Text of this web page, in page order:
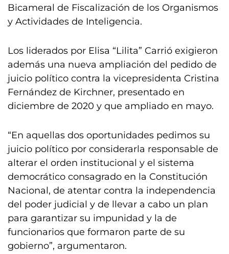
Bicameral de Fiscalización de los Organismos
y Actividades de Inteligencia.
Los liderados por Elisa “Lilita” Carrió exigieron
además una nueva ampliación del pedido de
juicio político contra la vicepresidenta Cristina
Fernández de Kirchner, presentado en
diciembre de 2020 y que ampliado en mayo.
“En aquellas dos oportunidades pedimos su
juicio político por considerarla responsable de
alterar el orden institucional y el sistema
democrático consagrado en la Constitución
Nacional, de atentar contra la independencia
del poder judicial y de llevar a cabo un plan
para garantizar su impunidad y la de
funcionarios que formaron parte de su
gobierno”, argumentaron.